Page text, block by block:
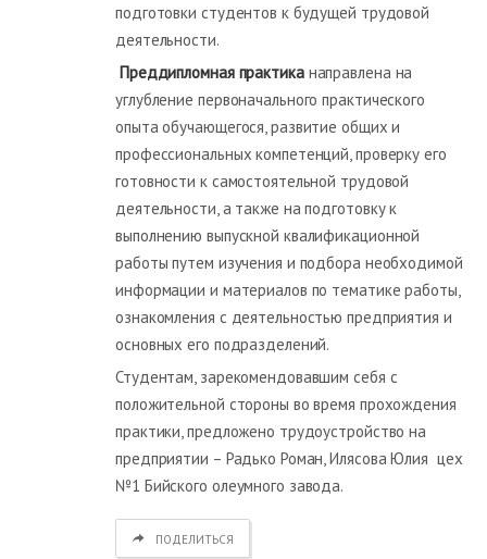
подготовки студентов к будущей трудовой
деятельности.
Преддипломная практиканаправлена на
углубление первоначального практического
опыта обучающегося, развитие общих и
профессиональных компетенций, проверку его
готовности к самостоятельной трудовой
деятельности, а также на подготовку к
выполнению выпускной квалификационной
работы путем изучения и подбора необходимой
информации и материалов по тематике работы,
ознакомления с деятельностью предприятия и
основных его подразделений.
Студентам, зарекомендовавшим себя с
положительной стороны во время прохождения
практики, предложено трудоустройство на
предприятии – Радько Роман, Илясова Юлия цех
№1 Бийского олеумного завода.
ПОДЕЛИТЬСЯ